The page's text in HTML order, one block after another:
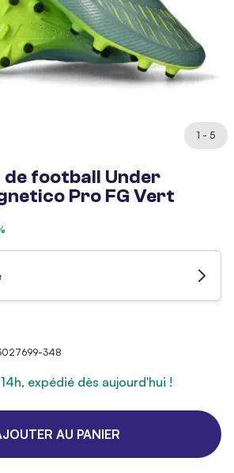
1 - 5
de football Under
Pro FG Vert
348
expédié dès aujourd'hui !
AU PANIER